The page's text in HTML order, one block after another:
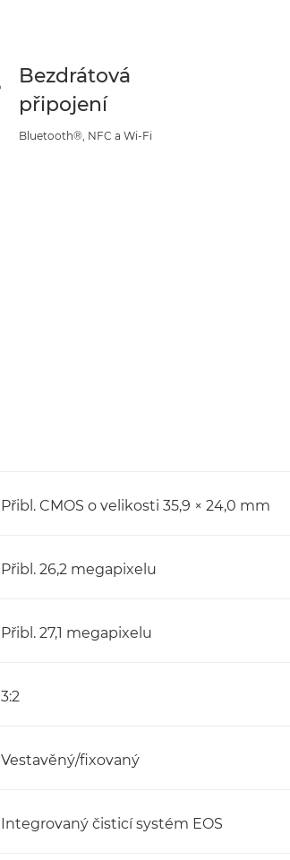
Bezdrátová
připojení
Bluetooth®, NFC a Wi-Fi
Přibl. CMOS o velikosti 35,9 × 24,0 mm
Přibl. 26,2 megapixelu
Přibl. 27,1 megapixelu
3:2
Vestavěný/fixovaný
Integrovaný čisticí systém EOS